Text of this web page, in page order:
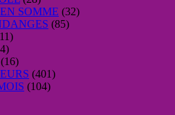
SOMME (32)
(85)
(16)
(401)
(104)